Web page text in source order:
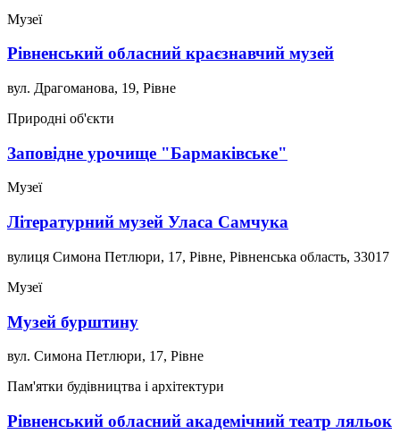
Музеї
Рівненський обласний краєзнавчий музей
вул. Драгоманова, 19, Рівне
Природні об'єкти
Заповідне урочище "Бармаківське"
Музеї
Літературний музей Уласа Самчука
вулиця Симона Петлюри, 17, Рівне, Рівненська область, 33017
Музеї
Музей бурштину
вул. Симона Петлюри, 17, Рівне
Пам'ятки будівництва і архітектури
Рівненський обласний академічний театр ляльок